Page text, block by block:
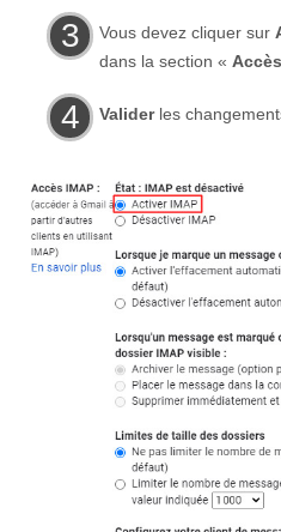
Vous devez cliquer sur
dans la section «
Validerles